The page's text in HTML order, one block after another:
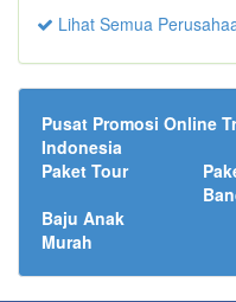
Lihat Semua
Pusat Promosi Online
Indonesia
Paket Tour
Baju Anak
Murah